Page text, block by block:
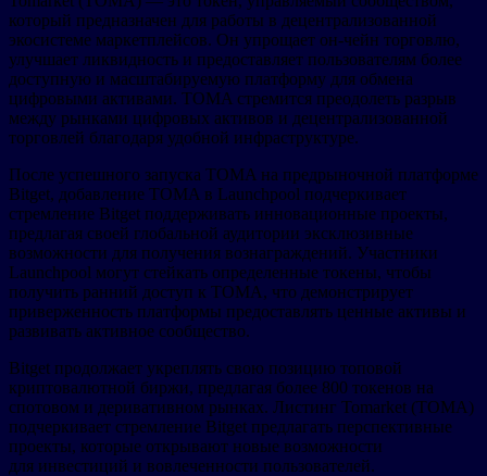
который предназначен для работы в децентрализованной
экосистеме маркетплейсов. Он упрощает он-чейн торговлю,
улучшает ликвидность и предоставляет пользователям более
доступную и масштабируемую платформу для обмена
цифровыми активами. TOMA стремится преодолеть разрыв
между рынками цифровых активов и децентрализованной
торговлей благодаря удобной инфраструктуре.
После успешного запуска TOMA на предрыночной платформе
Bitget, добавление TOMA в Launchpool подчеркивает
стремление Bitget поддерживать инновационные проекты,
предлагая своей глобальной аудитории эксклюзивные
возможности для получения вознаграждений. Участники
Launchpool могут стейкать определенные токены, чтобы
получить ранний доступ к TOMA, что демонстрирует
приверженность платформы предоставлять ценные активы и
развивать активное сообщество.
Bitget продолжает укреплять свою позицию топовой
криптовалютной биржи, предлагая более 800 токенов на
спотовом и деривативном рынках. Листинг Tomarket (TOMA)
подчеркивает стремление Bitget предлагать перспективные
проекты, которые открывают новые возможности
для инвестиций и вовлеченности пользователей.